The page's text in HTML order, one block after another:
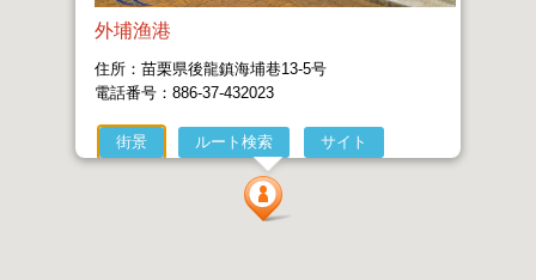
外埔渔港
住所：苗栗県後龍鎮海埔巷13-5号
電話番号：886-37-432023
街景 ルート検索 サイト